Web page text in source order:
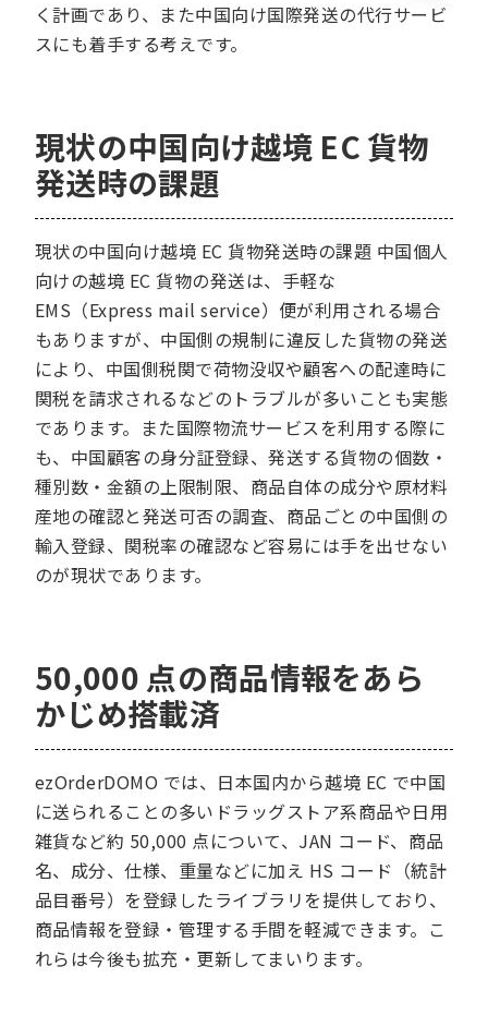
く計画であり、また中国向け国際発送の代行サービ
スにも着手する考えです。
現状の中国向け越境 EC 貨物
発送時の課題
現状の中国向け越境 EC 貨物発送時の課題 中国個人
向けの越境 EC 貨物の発送は、手軽な
EMS（Express mail service）便が利用される場合
もありますが、中国側の規制に違反した貨物の発送
により、中国側税関で荷物没収や顧客への配達時に
関税を請求されるなどのトラブルが多いことも実態
であります。また国際物流サービスを利用する際に
も、中国顧客の身分証登録、発送する貨物の個数・
種別数・金額の上限制限、商品自体の成分や原材料
産地の確認と発送可否の調査、商品ごとの中国側の
輸入登録、関税率の確認など容易には手を出せない
のが現状であります。
50,000 点の商品情報をあら
かじめ搭載済
ezOrderDOMO では、日本国内から越境 EC で中国
に送られることの多いドラッグストア系商品や日用
雑貨など約 50,000 点について、JAN コード、商品
名、成分、仕様、重量などに加え HS コード（統計
品目番号）を登録したライブラリを提供しており、
商品情報を登録・管理する手間を軽減できます。こ
れらは今後も拡充・更新してまいります。